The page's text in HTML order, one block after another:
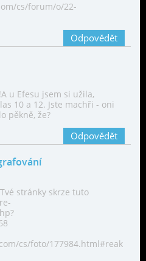
cs/forum/o/22-
Odpovědět
u Efesu jsem si užila,
10 a 12. Jste machři - oni
pěkně, že?
Odpovědět
stránky skrze tuto
cs/foto/177984.html#reak